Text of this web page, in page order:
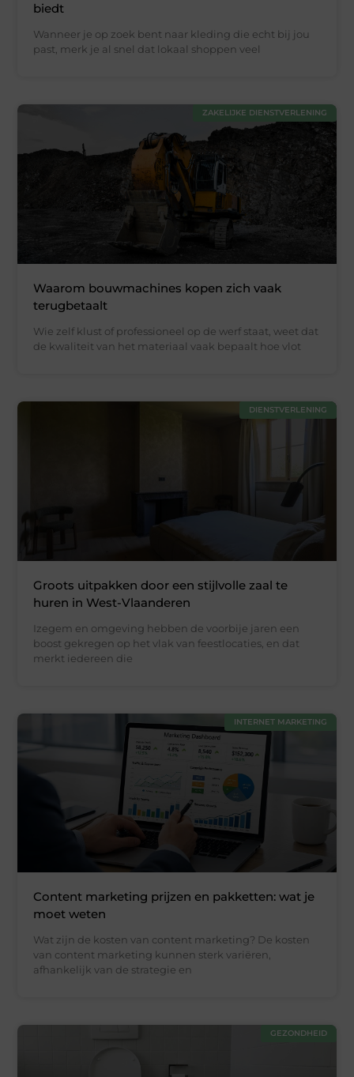
biedt
Wanneer je op zoek bent naar kleding die echt bij jou
past, merk je al snel dat lokaal shoppen veel
ZAKELIJKE DIENSTVERLENING
Waarom bouwmachines kopen zich vaak
terugbetaalt
Wie zelf klust of professioneel op de werf staat, weet dat
de kwaliteit van het materiaal vaak bepaalt hoe vlot
DIENSTVERLENING
Groots uitpakken door een stijlvolle zaal te
huren in West-Vlaanderen
Izegem en omgeving hebben de voorbije jaren een
boost gekregen op het vlak van feestlocaties, en dat
merkt iedereen die
INTERNET MARKETING
Content marketing prijzen en pakketten: wat je
moet weten
Wat zijn de kosten van content marketing? De kosten
van content marketing kunnen sterk variëren,
afhankelijk van de strategie en
GEZONDHEID